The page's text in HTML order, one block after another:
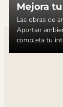
Mejora
Las obras de
Aportan
completa tu